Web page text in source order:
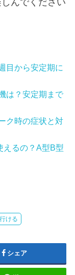
目から安定期に
は？安定期まで
ク時の症状と対
えるの？A型B型
行ける
シェア